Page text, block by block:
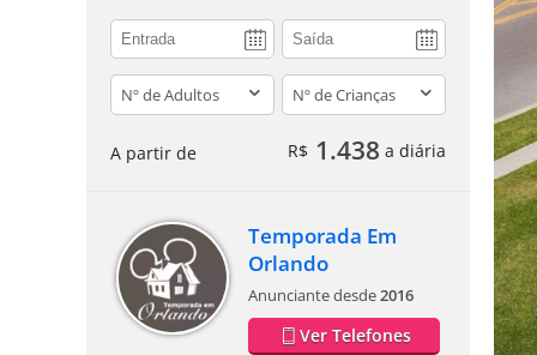
adults children
A partir de R$ 1.438 a diária
Temporada Em
Orlando
Anunciante desde2016
Ver Telefones